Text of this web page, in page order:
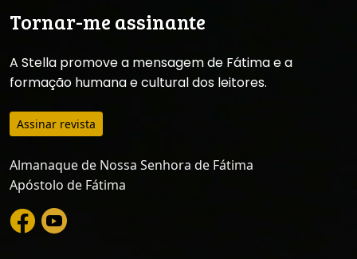
Tornar-me assinante
A Stella promove a mensagem de Fátima e a
formação humana e cultural dos leitores.
Assinar revista
Almanaque de Nossa Senhora de Fátima
Apóstolo de Fátima